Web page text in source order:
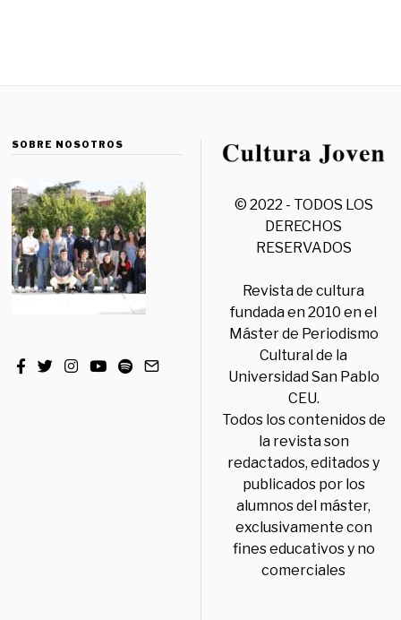
SOBRE NOSOTROS
© 2022 - TODOS LOS
DERECHOS
RESERVADOS
Revista de cultura
fundada en 2010 en el
Máster de Periodismo
Cultural de la
Universidad San Pablo
CEU.
Todos los contenidos de
la revista son
redactados, editados y
publicados por los
alumnos del máster,
exclusivamente con
fines educativos y no
comerciales